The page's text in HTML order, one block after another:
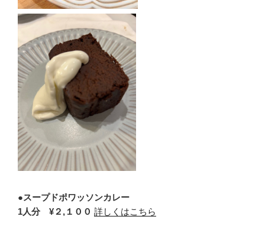
●スープドポワッソンカレー
1人分 ¥２,１００ 詳しくはこちら